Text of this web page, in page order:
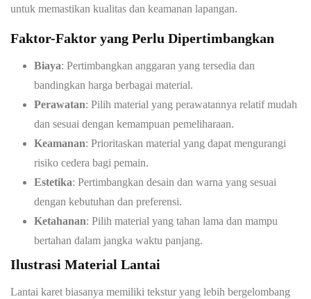
untuk memastikan kualitas dan keamanan lapangan.
Faktor-Faktor yang Perlu Dipertimbangkan
Biaya: Pertimbangkan anggaran yang tersedia dan
bandingkan harga berbagai material.
Perawatan: Pilih material yang perawatannya relatif mudah
dan sesuai dengan kemampuan pemeliharaan.
Keamanan: Prioritaskan material yang dapat mengurangi
risiko cedera bagi pemain.
Estetika: Pertimbangkan desain dan warna yang sesuai
dengan kebutuhan dan preferensi.
Ketahanan: Pilih material yang tahan lama dan mampu
bertahan dalam jangka waktu panjang.
Ilustrasi Material Lantai
Lantai karet biasanya memiliki tekstur yang lebih bergelombang